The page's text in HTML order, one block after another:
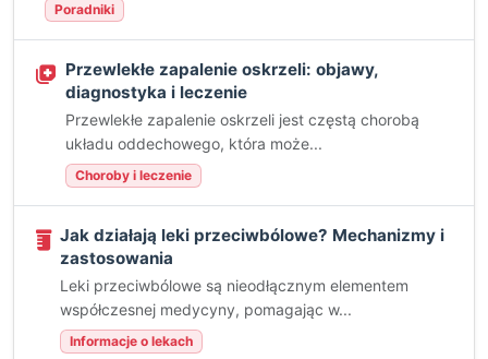
Poradniki
Przewlekłe zapalenie oskrzeli: objawy,
diagnostyka i leczenie
Przewlekłe zapalenie oskrzeli jest częstą chorobą
układu oddechowego, która może...
Choroby i leczenie
Jak działają leki przeciwbólowe? Mechanizmy i
zastosowania
Leki przeciwbólowe są nieodłącznym elementem
współczesnej medycyny, pomagając w...
Informacje o lekach